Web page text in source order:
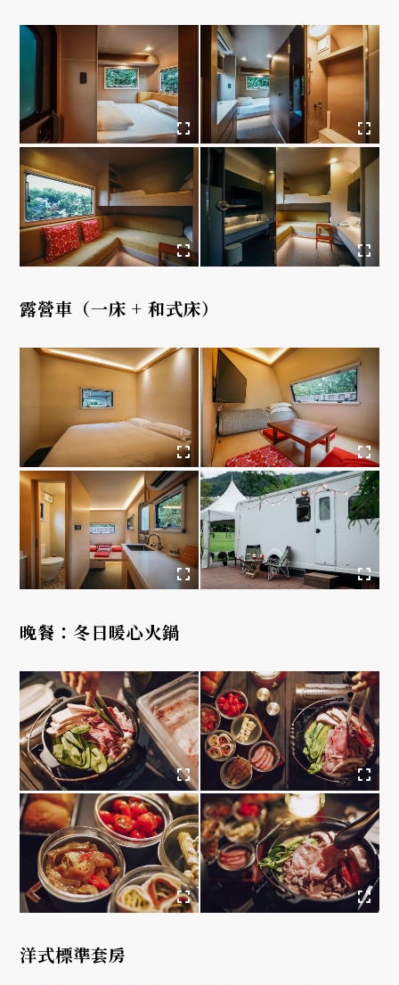
露營車（一床 + 和式床）
晚餐：冬日暖心火鍋
洋式標準套房